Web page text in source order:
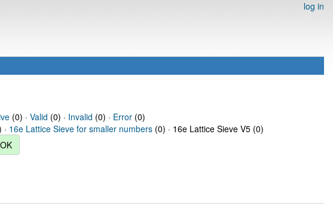
log in
(0) · Valid (0) · Invalid (0) · Error(0)
· 16e Lattice Sieve for smaller numbers (0) · 16e Lattice Sieve V5 (0)